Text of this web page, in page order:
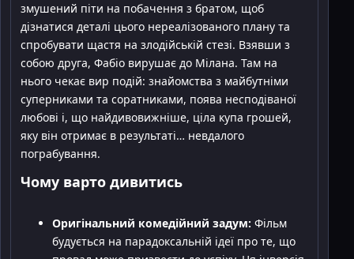
змушений піти на побачення з братом, щоб
дізнатися деталі цього нереалізованого плану та
спробувати щастя на злодійській стезі. Взявши з
собою друга, Фабіо вирушає до Мілана. Там на
нього чекає вир подій: знайомства з майбутніми
суперниками та соратниками, поява несподіваної
любові і, що найдивовижніше, ціла купа грошей,
яку він отримає в результаті… невдалого
пограбування.
Чому варто дивитись
Оригінальний комедійний задум: Фільм
будується на парадоксальній ідеї про те, що